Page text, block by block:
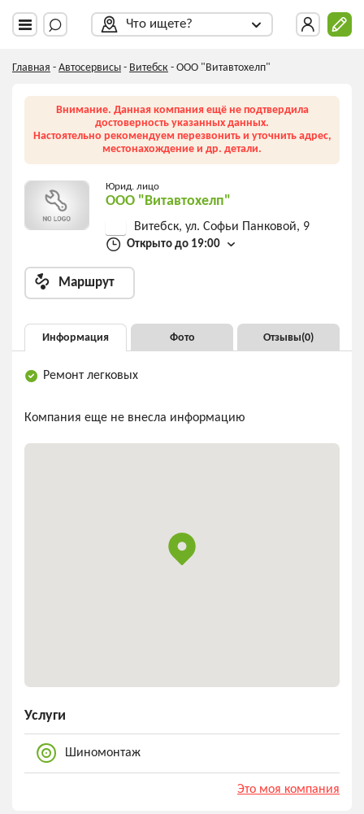
Что ищете?
Главная - Автосервисы - Витебск - ООО "Витавтохелп"
Внимание. Данная компания ещё не подтвердила
достоверность указанных данных.
Настоятельно рекомендуем перезвонить и уточнить адрес,
местонахождение и др. детали.
Юрид. лицо
ООО "Витавтохелп"
Витебск, ул. Софьи Панковой, 9
Открыто до 19:00
Маршрут
Информация Фото Отзывы(0)
Ремонт легковых
Компания еще не внесла информацию
Услуги
Шиномонтаж
Это моя компания